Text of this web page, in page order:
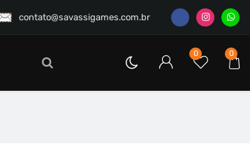
contato@savassigames.com.br
0
0